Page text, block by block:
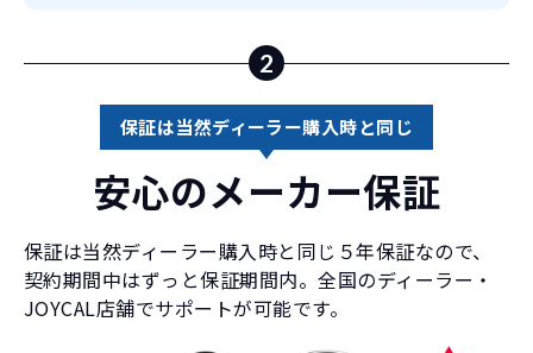
2
保証は当然ディーラー購入時と同じ
安心のメーカー保証
保証は当然ディーラー購入時と同じ５年保証なので、
契約期間中はずっと保証期間内。全国のディーラー・
JOYCAL店舗でサポートが可能です。